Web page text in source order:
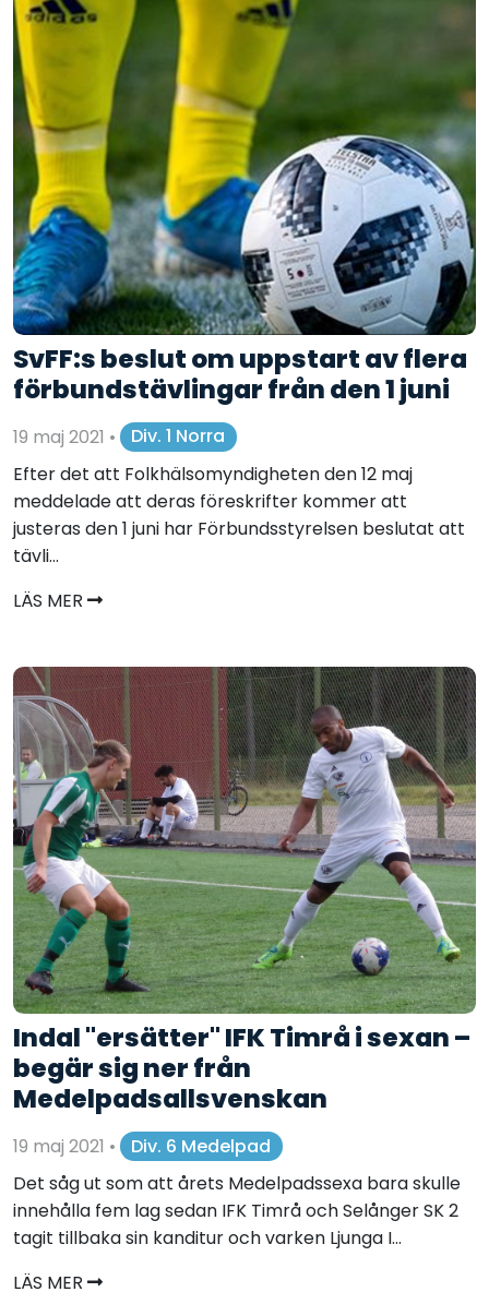
SvFF:s beslut om uppstart av flera
förbundstävlingar från den 1 juni
19 maj 2021 •
Div. 1 Norra
Efter det att Folkhälsomyndigheten den 12 maj
meddelade att deras föreskrifter kommer att
justeras den 1 juni har Förbundsstyrelsen beslutat att
tävli...
LÄS MER
Indal "ersätter" IFK Timrå i sexan –
begär sig ner från
Medelpadsallsvenskan
19 maj 2021 •
Div. 6 Medelpad
Det såg ut som att årets Medelpadssexa bara skulle
innehålla fem lag sedan IFK Timrå och Selånger SK 2
tagit tillbaka sin kanditur och varken Ljunga I...
LÄS MER